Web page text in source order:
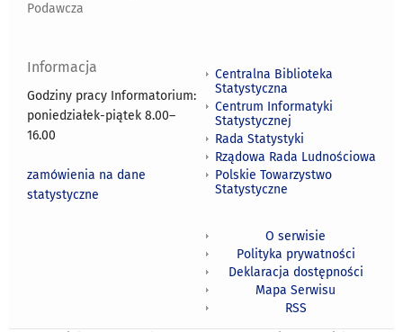
Podawcza
Informacja
Godziny pracy Informatorium:
poniedziałek-piątek 8.00–
16.00
zamówienia na dane
statystyczne
Centralna Biblioteka
Statystyczna
Centrum Informatyki
Statystycznej
Rada Statystyki
Rządowa Rada Ludnościowa
Polskie Towarzystwo
Statystyczne
O serwisie
Polityka prywatności
Deklaracja dostępności
Mapa Serwisu
RSS